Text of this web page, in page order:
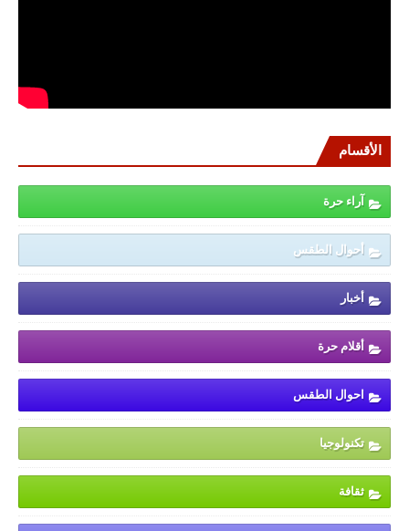
الأقسام
آراء حرة
أحوال الطقس
أخبار
أقلام حرة
احوال الطقس
تكنولوجيا
ثقافة